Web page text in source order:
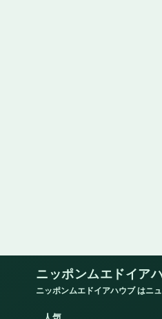
ニッポンムエドイア
ニッポンムエドイアハウブ はニ